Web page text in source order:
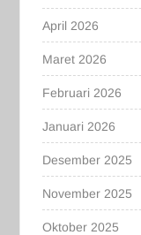
April 2026
Maret 2026
Februari 2026
Januari 2026
Desember 2025
November 2025
Oktober 2025